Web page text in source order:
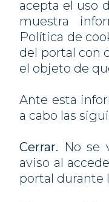
acepta el uso
muestra
Política de
del portal con
el objeto de
Ante esta
a cabo las
Cerrar. No se
aviso al
portal durante